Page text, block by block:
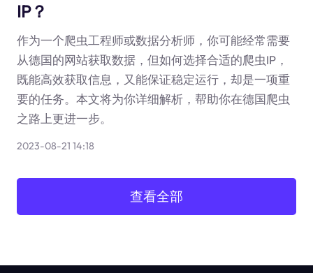
IP？
作为一个爬虫工程师或数据分析师，你可能经常需要
从德国的网站获取数据，但如何选择合适的爬虫IP，
既能高效获取信息，又能保证稳定运行，却是一项重
要的任务。本文将为你详细解析，帮助你在德国爬虫
之路上更进一步。
2023-08-21 14:18
查看全部